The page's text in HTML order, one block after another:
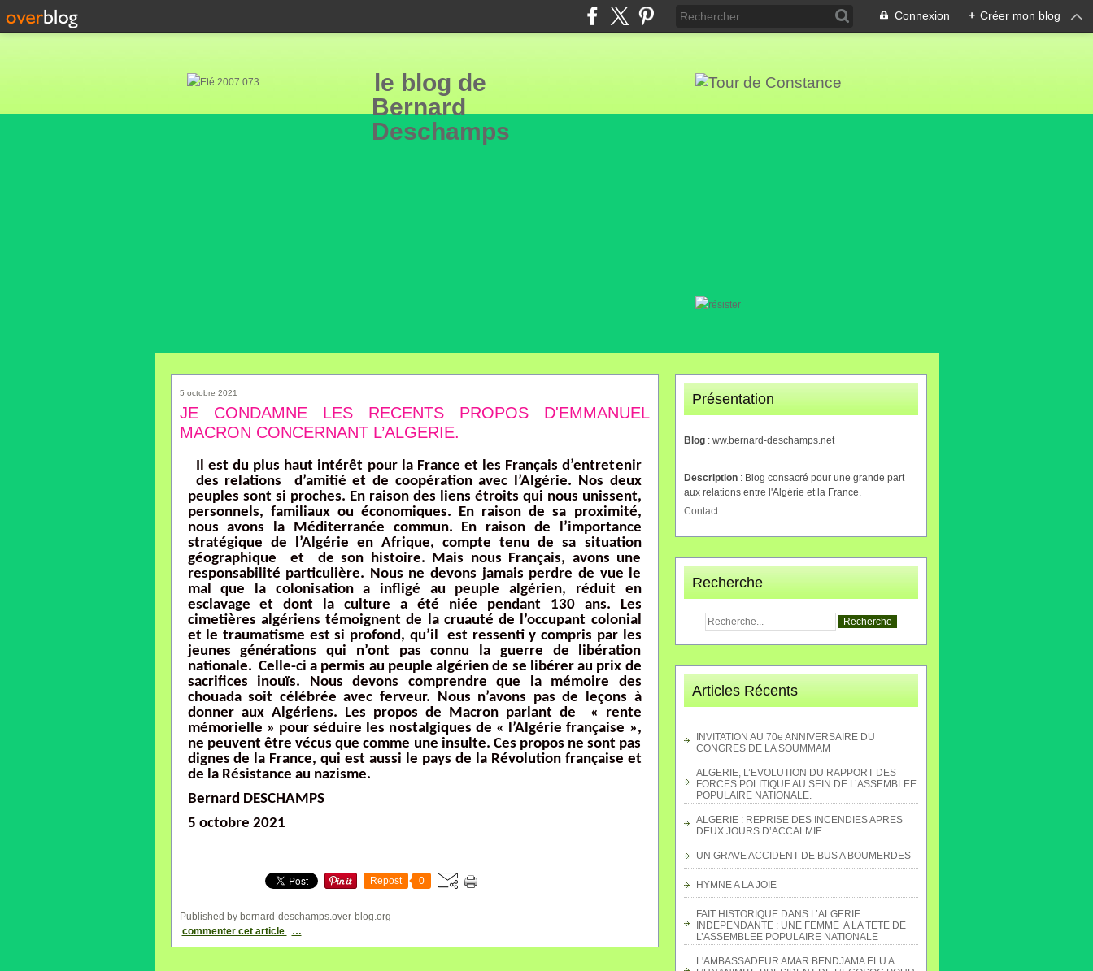
Connexion + Créer mon blog
le blog de
Bernard
Deschamps
5 octobre 2021
JE CONDAMNE LES RECENTS PROPOS D'EMMANUEL
MACRON CONCERNANT L’ALGERIE.
Il est du plus haut intérêt pour la France et les Français d’entretenir
des relations d’amitié et de coopération avec l’Algérie. Nos deux
peuples sont si proches. En raison des liens étroits qui nous unissent,
personnels, familiaux ou économiques. En raison de sa proximité,
nous avons la Méditerranée commun. En raison de l’importance
stratégique de l’Algérie en Afrique, compte tenu de sa situation
géographique et de son histoire. Mais nous Français, avons une
responsabilité particulière. Nous ne devons jamais perdre de vue le
mal que la colonisation a infligé au peuple algérien, réduit en
esclavage et dont la culture a été niée pendant 130 ans. Les
cimetières algériens témoignent de la cruauté de l’occupant colonial
et le traumatisme est si profond, qu’il est ressenti y compris par les
jeunes générations qui n’ont pas connu la guerre de libération
nationale. Celle-ci a permis au peuple algérien de se libérer au prix de
sacrifices inouïs. Nous devons comprendre que la mémoire des
chouada soit célébrée avec ferveur. Nous n’avons pas de leçons à
donner aux Algériens. Les propos de Macron parlant de « rente
mémorielle » pour séduire les nostalgiques de « l’Algérie française »,
ne peuvent être vécus que comme une insulte. Ces propos ne sont pas
dignes de la France, qui est aussi le pays de la Révolution française et
de la Résistance au nazisme.
Bernard DESCHAMPS
5 octobre 2021
Repost 0
Published by bernard-deschamps.over-blog.org
commenter cet article
…
Présentation
Blog : ww.bernard-deschamps.net
Description : Blog consacré pour une grande part
aux relations entre l'Algérie et la France.
Contact
Recherche
Articles Récents
INVITATION AU 70e ANNIVERSAIRE DU
CONGRES DE LA SOUMMAM
ALGERIE, L’EVOLUTION DU RAPPORT DES
FORCES POLITIQUE AU SEIN DE L’ASSEMBLEE
POPULAIRE NATIONALE.
ALGERIE : REPRISE DES INCENDIES APRES
DEUX JOURS D’ACCALMIE
UN GRAVE ACCIDENT DE BUS A BOUMERDES
HYMNE A LA JOIE
FAIT HISTORIQUE DANS L’ALGERIE
INDEPENDANTE : UNE FEMME A LA TETE DE
L’ASSEMBLEE POPULAIRE NATIONALE
L'AMBASSADEUR AMAR BENDJAMA ELU A